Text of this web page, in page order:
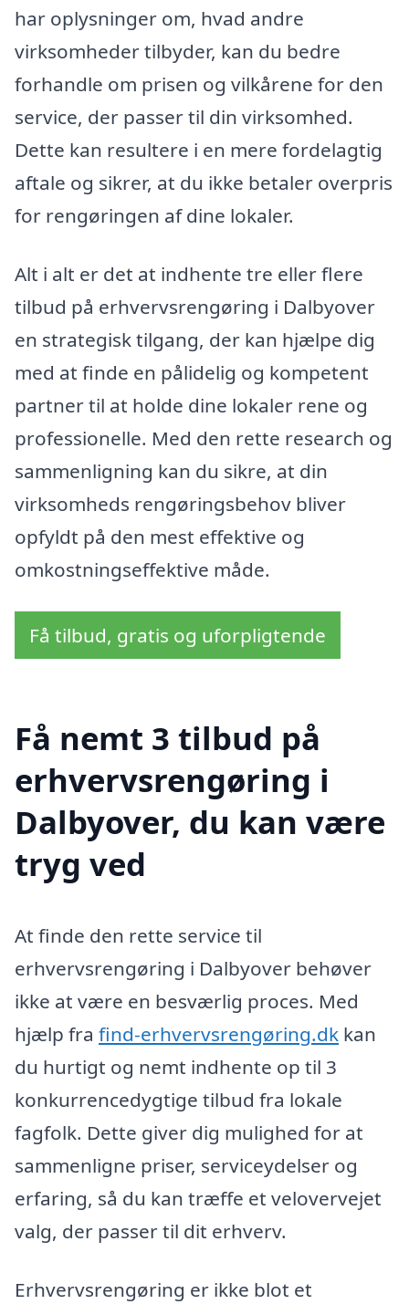
har oplysninger om, hvad andre
virksomheder tilbyder, kan du bedre
forhandle om prisen og vilkårene for den
service, der passer til din virksomhed.
Dette kan resultere i en mere fordelagtig
aftale og sikrer, at du ikke betaler overpris
for rengøringen af dine lokaler.
Alt i alt er det at indhente tre eller flere
tilbud på erhvervsrengøring i Dalbyover
en strategisk tilgang, der kan hjælpe dig
med at finde en pålidelig og kompetent
partner til at holde dine lokaler rene og
professionelle. Med den rette research og
sammenligning kan du sikre, at din
virksomheds rengøringsbehov bliver
opfyldt på den mest effektive og
omkostningseffektive måde.
Få tilbud, gratis og uforpligtende
Få nemt 3 tilbud på
erhvervsrengøring i
Dalbyover, du kan være
tryg ved
At finde den rette service til
erhvervsrengøring i Dalbyover behøver
ikke at være en besværlig proces. Med
hjælp fra find-erhvervsrengøring.dk kan
du hurtigt og nemt indhente op til 3
konkurrencedygtige tilbud fra lokale
fagfolk. Dette giver dig mulighed for at
sammenligne priser, serviceydelser og
erfaring, så du kan træffe et velovervejet
valg, der passer til dit erhverv.
Erhvervsrengøring er ikke blot et